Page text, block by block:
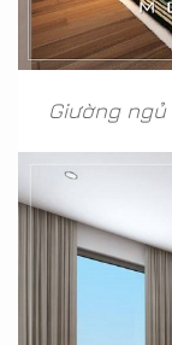
Giường